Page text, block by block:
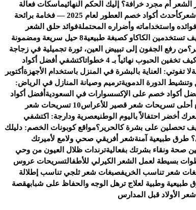
أم مجرد خرافة؟ إليك الحكم النهائيماسكات فعالة
شعرك
أحدث أكواد خصم العطور لعام 2025 — فخامة برائحة
واستخداماته وأضراره المحتملةفوائد حلق الشعر
تستخدمين الكاكاو كصبغة طبيعية
8 حيل سريعة ومضمونة
من رفع الجفون إلى تبييض العين، ثورة تجميلية في زجاجة
الحبوب نهائياً بـ 4 خطوات
اكتشفي أفضل أكواد
لا تفوتي: العناية بالبشرة في المنزل باستخدام الأجهزة أكتوبر
الدورة الدمويةترميم وصيانة المنازل في الرياض:
أكواد خصم على الإكسسوارات في السعودية أفضل أكواد
أحلى تسريحات شعر قصير للأعراس
10 تسريحات شعر
أخضر احتفالاً باليوم الوطنيعصرية ودارجة: اكتشفي
تحصلين على بشرة كالحرير؟مواقع كوبونات الخصم: دليلك
طرق طبيعية آمنةشعر أفريقي صحي ولامع لأميرتك
صحة ونقاء بشرتك بفعاليةترندات ظلال العيون من وحي
بسيطة لعمل الشعر الكيرلي للأطفالتسريحات عروس
شعر تناسب الخريفصبغات شعر ثلجي تناسب إطلالة
طبيعية وطبية لعلاج ترهل الوجه والحفاظ على شبابهقصة
الأولاد قبل المدارس